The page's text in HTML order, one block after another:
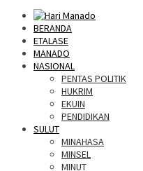
BERANDA
ETALASE
MANADO
NASIONAL
PENTAS POLITIK
HUKRIM
EKUIN
PENDIDIKAN
SULUT
MINAHASA
MINSEL
MINUT